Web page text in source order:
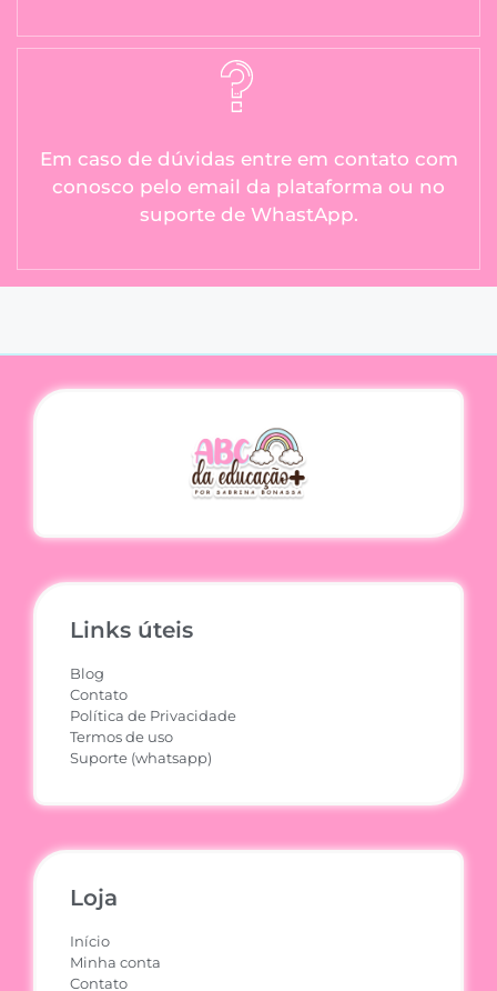
Em caso de dúvidas entre em contato com
conosco pelo email da plataforma ou no
suporte de WhastApp.
Links úteis
Blog
Contato
Política de Privacidade
Termos de uso
Suporte (whatsapp)
Loja
Início
Minha conta
Contato